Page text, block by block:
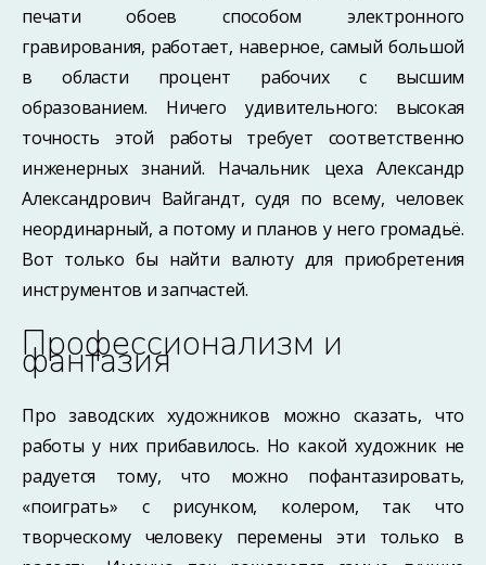
печати обоев способом электронного
гравирования, работает, наверное, самый большой
в области процент рабочих с высшим
образованием. Ничего удивительного: высокая
точность этой работы требует соответственно
инженерных знаний. Начальник цеха Александр
Александрович Вайгандт, судя по всему, человек
неординарный, а потому и планов у него громадьё.
Вот только бы найти валюту для приобретения
инструментов и запчастей.
Профессионализм и
фантазия
Про заводских художников можно сказать, что
работы у них прибавилось. Но какой художник не
радуется тому, что можно пофантазировать,
«поиграть» с рисунком, колером, так что
творческому человеку перемены эти только в